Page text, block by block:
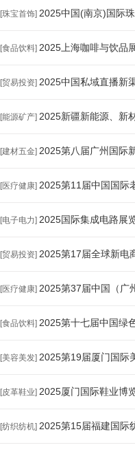
[珠宝首饰] 2025中国(南京)国际
[食品饮料] 2025上海咖啡与饮品
[贸易投资] 2025中国私域直播新
[能源矿产] 2025新疆新能源、新
[建材五金] 2025第八届广州国际
[医疗健康] 2025第11届中国国际
[电子电力] 2025国际集成电路展
[贸易投资] 2025第17届全球新电
[医疗健康] 2025第37届中国（广
[食品饮料] 2025第十七届中国绿
[美容美发] 2025第19届厦门国际
[皮革鞋业] 2025厦门国际鞋业博
[纺织纺机] 2025第15届福建国际